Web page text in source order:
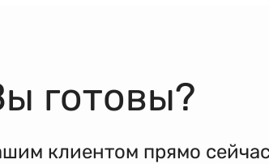
готовы?
клиентом прямо